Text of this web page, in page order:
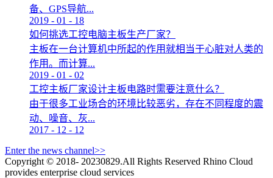
备、GPS导航...
2019 - 01 - 18
如何挑选工控电脑主板生产厂家？
主板在一台计算机中所起的作用就相当于心脏对人类的
作用。而计算...
2019 - 01 - 02
工控主板厂家设计主板电路时需要注意什么？
由于很多工业场合的环境比较恶劣，存在不同程度的震
动、噪音、灰...
2017 - 12 - 12
Enter the news channel>>
Copyright © 2018- 20230829.All Rights Reserved Rhino Cloud
provides enterprise cloud services